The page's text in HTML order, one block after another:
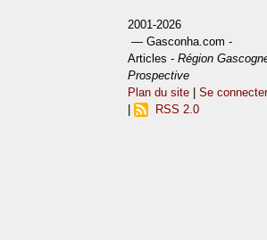
2001-2026
— Gasconha.com -
Articles -Région
Prospective
Plan du site |Se
RSS 2.0